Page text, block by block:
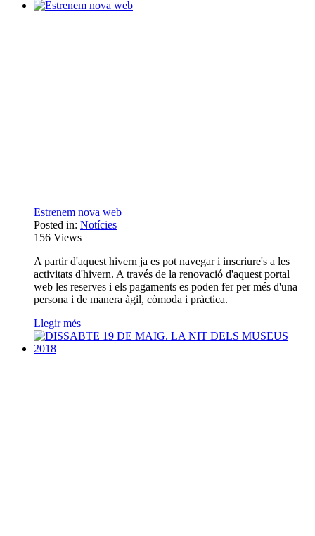
Estrenem nova web
Posted in: Notícies
156 Views
A partir d'aquest hivern ja es pot navegar i inscriure's a les
activitats d'hivern. A través de la renovació d'aquest portal
web les reserves i els pagaments es poden fer per més d'una
persona i de manera àgil, còmoda i pràctica.
Llegir més